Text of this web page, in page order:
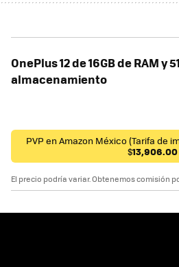
OnePlus 12 de 16GB de RAM y
almacenamiento
PVP en Amazon México (Tarifa de
$13,906.00
El precio podría variar. Obtenemos comisión